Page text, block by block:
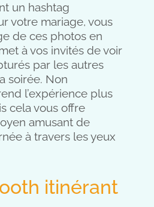
un hashtag
votre mariage, vous
de ces photos en
à vos invités de voir
par les autres
soirée. Non
l’expérience plus
cela vous offre
amusant de
à travers les yeux
itinérant